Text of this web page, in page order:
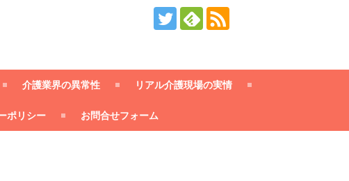
介護業界の異常性 リアル介護現場の実情
ポリシー お問合せフォーム